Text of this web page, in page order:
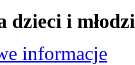
dzieci i
informacje